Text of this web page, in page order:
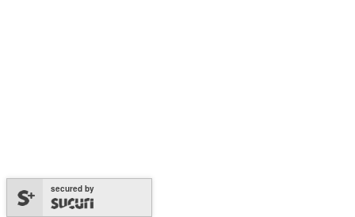
secured by